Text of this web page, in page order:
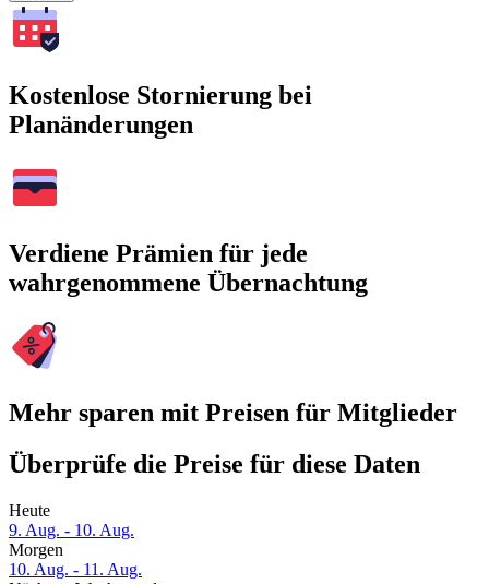
Kostenlose Stornierung bei
Planänderungen
Verdiene Prämien für jede
wahrgenommene Übernachtung
Mehr sparen mit Preisen für Mitglieder
Überprüfe die Preise für diese Daten
Heute
9. Aug. - 10. Aug.
Morgen
10. Aug. - 11. Aug.